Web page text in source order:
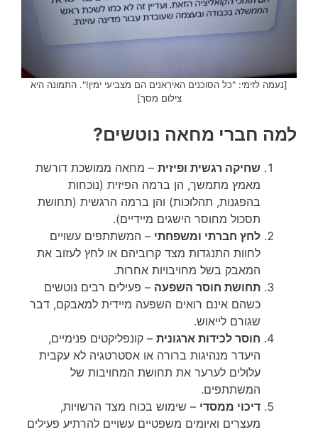
[נעמה לזימי: "כל הסוכנים האיראנים הם מצביעי ימין!". התמונה היא
צילום מסך]
למה חברי מחאה נוטשים?
שחיקה רגשית ופיזית – מחאה ממושכת דורשת
מאמץ מתמשך, הן ברמה הפיזית (נוכחות
בהפגנות, תהלוכות) והן ברמה הרגשית (תחושת
תסכול מחוסר הישגים מיידיים).
לחץ חברתי ומשפחתי – המשתתפים עשויים
לחוות התנגדות מצד קרוביהם או לחץ לעזוב את
המאבק בשל מחויבויות אחרות.
תחושת חוסר השפעה – פעילים רבים נוטשים
כשהם אינם רואים השפעה מיידית למאבקם, דבר
שגורם לייאוש.
חוסר לכידות ארגונית – קונפליקטים פנימיים,
היעדר מנהיגות ברורה או אסטרטגיה לא עקבית
עלולים לערער את תחושת המחויבות של
המשתתפים.
דיכוי ממסדי – שימוש בכוח מצד הרשויות,
מעצרים ואיומים משפטיים עשויים להרתיע פעילים